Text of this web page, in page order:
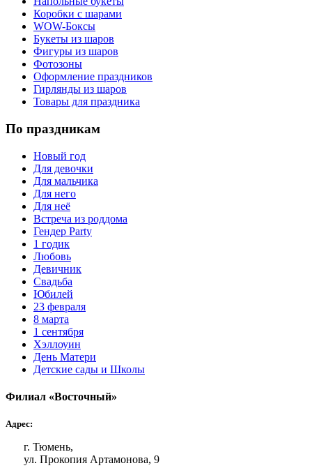
Коробки с шарами
WOW-Боксы
Букеты из шаров
Фигуры из шаров
Фотозоны
Оформление праздников
Гирлянды из шаров
Товары для праздника
По праздникам
Новый год
Для девочки
Для мальчика
Для него
Для неё
Встреча из роддома
Гендер Party
1 годик
Любовь
Девичник
Свадьба
Юбилей
23 февраля
8 марта
1 сентября
Хэллоуин
День Матери
Детские сады и Школы
Филиал «Восточный»
Адрес:
г. Тюмень,
ул. Прокопия Артамонова, 9